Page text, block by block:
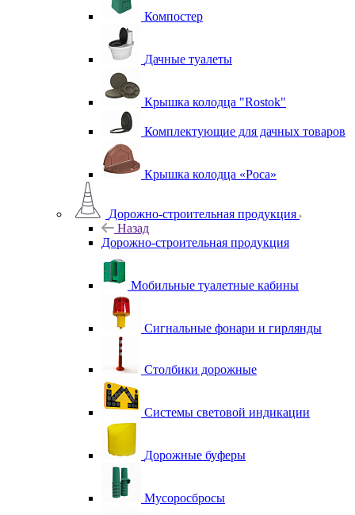
Компостер
Дачные туалеты
Крышка колодца "Rostok"
Комплектующие для дачных товаров
Крышка колодца «Роса»
Дорожно-строительная продукция
Назад
Дорожно-строительная продукция
Мобильные туалетные кабины
Сигнальные фонари и гирлянды
Столбики дорожные
Системы световой индикации
Дорожные буферы
Мусоросбросы